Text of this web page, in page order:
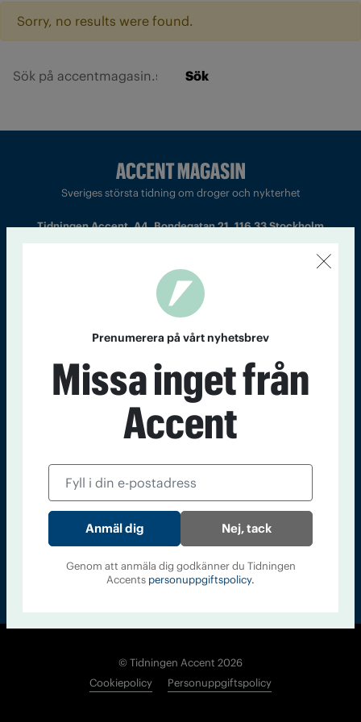
Sorry, no results were found.
Sök
Sveriges största tidning om droger och nykterhet
Tidningen Accent, A4, Bondegatan 21, 116 33 Stockholm
Chefredaktör och ansvarig utgivare: Barbro Janson Lundkvist,
barbro@a4.se.
Kontakt Om Tidningen Tidningsarkiv In English
Läs tidigare
Accent
© Tidningen Accent 2026
Cookiepolicy
Personuppgiftspolicy
Prenumerera på vårt nyhetsbrev
Missa inget från
Accent
Nej, tack
Genom att anmäla dig godkänner du Tidningen
Accents personuppgiftspolicy.